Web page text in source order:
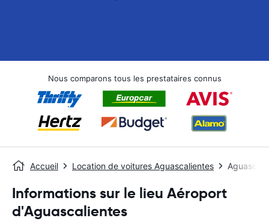
Nous comparons tous les prestataires connus
Accueil Location de voitures Aguascalientes
Informations sur le lieu Aéroport
d'Aguascalientes